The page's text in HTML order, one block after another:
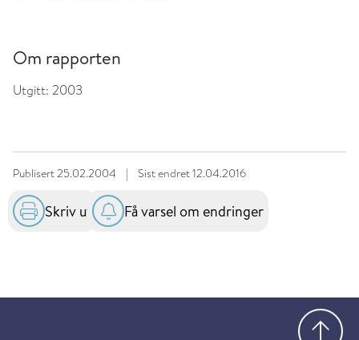
Om rapporten
Utgitt: 2003
Publisert25.02.2004 | Sist endret12.04.2016
Skriv ut Få varsel om endringer